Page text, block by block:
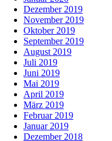
Dezember 2019
November 2019
Oktober 2019
September 2019
August 2019
Juli 2019
Juni 2019
Mai 2019
April 2019
März 2019
Februar 2019
Januar 2019
Dezember 2018